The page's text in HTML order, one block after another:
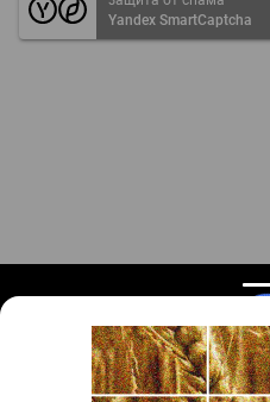
Yandex SmartCaptcha
Поиск запчастей